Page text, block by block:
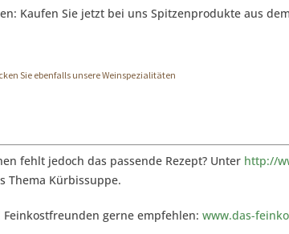
Kaufen Sie jetzt bei uns Spitzenprodukte aus
Sie ebenfalls unsere Weinspezialitäten
fehlt jedoch das passende Rezept? Unter http://
Thema Kürbissuppe.
gerne empfehlen: www.das-